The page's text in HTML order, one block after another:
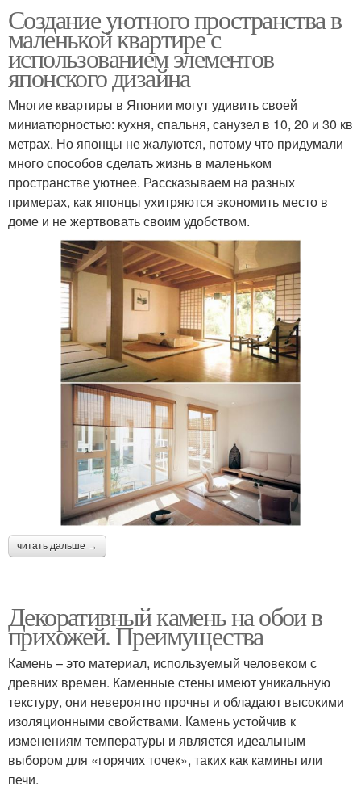
Создание уютного пространства в
маленькой квартире с
использованием элементов
японского дизайна
Многие квартиры в Японии могут удивить своей
миниатюрностью: кухня, спальня, санузел в 10, 20 и 30 кв
метрах. Но японцы не жалуются, потому что придумали
много способов сделать жизнь в маленьком
пространстве уютнее. Рассказываем на разных
примерах, как японцы ухитряются экономить место в
доме и не жертвовать своим удобством.
читать дальше →
Декоративный камень на обои в
прихожей. Преимущества
Камень – это материал, используемый человеком с
древних времен. Каменные стены имеют уникальную
текстуру, они невероятно прочны и обладают высокими
изоляционными свойствами. Камень устойчив к
изменениям температуры и является идеальным
выбором для «горячих точек», таких как камины или
печи.